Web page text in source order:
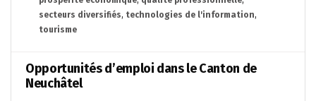
secteurs diversifiés, technologies de l'information,
tourisme
Opportunités d’emploi dans le Canton de
Neuchâtel